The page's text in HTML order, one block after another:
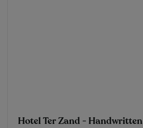
Hotel Ter Zand - Handwritten